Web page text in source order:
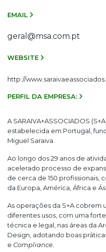
EMAIL
geral@msa.com.pt
WEBSITE
http://
PERFIL DA EMPRESA:
A SARAIVA+ASSOCIADOS
estabelecida em Portugal,
Miguel Saraiva.
Ao longo dos 29 anos de
acelerado processo de
de cerca de 150 profissionais,
da Europa, América, África e
As operações da S+A
diferentes usos, com uma
técnica e legal, nas áreas da
Design, adotando boas
e Compliance